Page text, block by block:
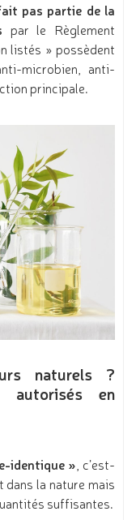
pas partie de la
par le Règlement
listés » possèdent
microbien, anti-
principale.
naturels ?
autorisés en
identique » , c’est-
la nature mais
suffisantes.